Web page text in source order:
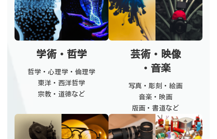
学術・哲学
哲学・心理学・倫理学
東洋・西洋哲学
宗教・道徳など
芸術・映像
・音楽
写真・彫刻・絵画
音楽・映画
版画・書道など